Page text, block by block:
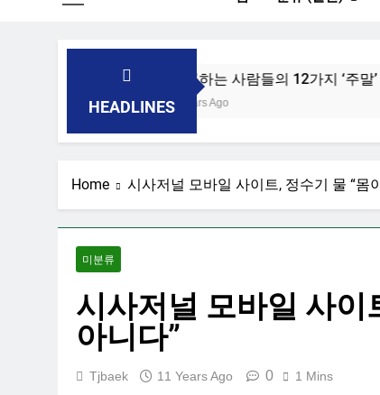
HEADLINES
성공하는 사람들의 12가지 ‘주말’ 습
7 Years Ago
Home 시사저널 모바일 사이트, 정수기 물 “몸
미분류
시사저널 모바일 사이
아니다”
Tjbaek 11 Years Ago 0 1 Mins